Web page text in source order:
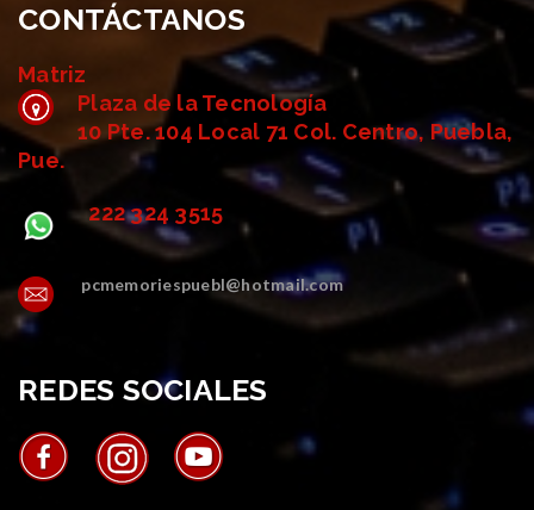
CONTÁCTANOS
Matriz
Plaza de la Tecnología
10 Pte. 104 Local 71 Col. Centro, Puebla,
Pue.
222 324 3515
pcmemoriespuebl@hotmail.com
REDES SOCIALES